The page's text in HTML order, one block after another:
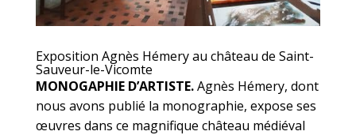
Exposition Agnès Hémery au château de Saint-
Sauveur-le-Vicomte
MONOGAPHIE D’ARTISTE.Agnès Hémery, dont
nous avons publié la monographie, expose ses
œuvres dans ce magnifique château médiéval